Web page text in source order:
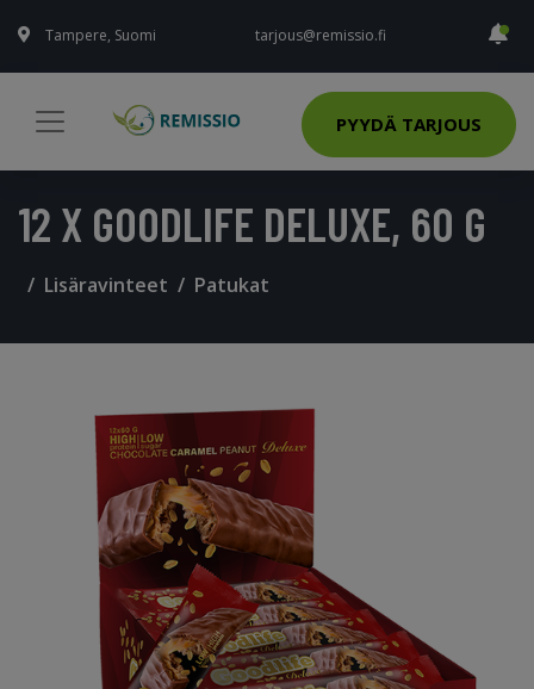
Tampere, Suomi tarjous@remissio.fi
PYYDÄ TARJOUS
12 X GOODLIFE DELUXE, 60 G
Lisäravinteet Patukat